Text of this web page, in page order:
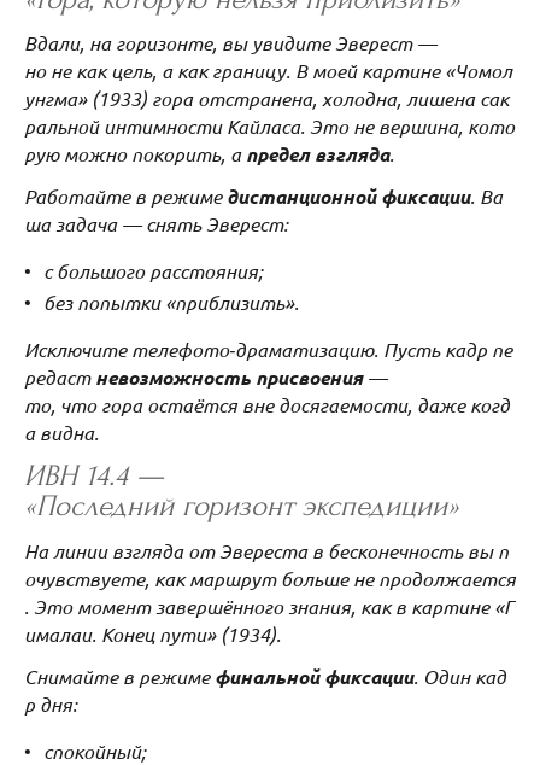
Вдали, на горизонте, вы увидите Эверест —
но не как цель, а как границу. В моей картине «Чомол
унгма» (1933) гора отстранена, холодна, лишена сак
ральной интимности Кайласа. Это не вершина, кото
рую можно покорить, апредел взгляда.
Работайте в режимедистанционной фиксации. Ва
ша задача — снять Эверест:
с большого расстояния;
без попытки «приблизить».
Исключите телефото‑драматизацию. Пусть кадр пе
редастневозможность присвоения—
то, что гора остаётся вне досягаемости, даже когд
а видна.
ИВН 14.4 —
«Последний горизонт экспедиции»
На линии взгляда от Эвереста в бесконечность вы п
очувствуете, как маршрут больше не продолжается
. Это момент завершённого знания, как в картине «Г
ималаи. Конец пути» (1934).
Снимайте в режимефинальной фиксации. Один кад
р дня:
спокойный;